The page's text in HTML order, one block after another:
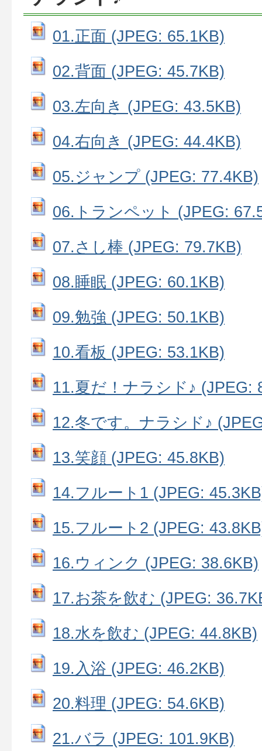
01.正面 (JPEG: 65.1KB)
02.背面 (JPEG: 45.7KB)
03.左向き (JPEG: 43.5KB)
04.右向き (JPEG: 44.4KB)
05.ジャンプ (JPEG: 77.4KB)
06.トランペット (JPEG:
07.さし棒 (JPEG: 79.7KB)
08.睡眠 (JPEG: 60.1KB)
09.勉強 (JPEG: 50.1KB)
10.看板 (JPEG: 53.1KB)
11.夏だ！ナラシド♪ (JPEG:
12.冬です。ナラシド♪
13.笑顔 (JPEG: 45.8KB)
14.フルート1 (JPEG:
15.フルート2 (JPEG:
16.ウィンク (JPEG: 38.6KB)
17.お茶を飲む (JPEG:
18.水を飲む (JPEG: 44.8KB)
19.入浴 (JPEG: 46.2KB)
20.料理 (JPEG: 54.6KB)
21.バラ (JPEG: 101.9KB)